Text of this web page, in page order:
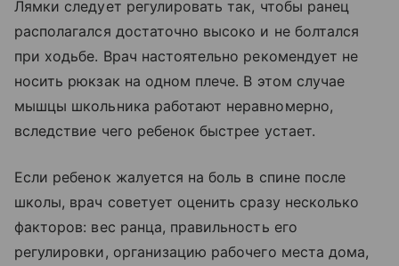
Лямки следует регулировать так, чтобы ранец
располагался достаточно высоко и не болтался
при ходьбе. Врач настоятельно рекомендует не
носить рюкзак на одном плече. В этом случае
мышцы школьника работают неравномерно,
вследствие чего ребенок быстрее устает.
Если ребенок жалуется на боль в спине после
школы, врач советует оценить сразу несколько
факторов: вес ранца, правильность его
регулировки, организацию рабочего места дома,